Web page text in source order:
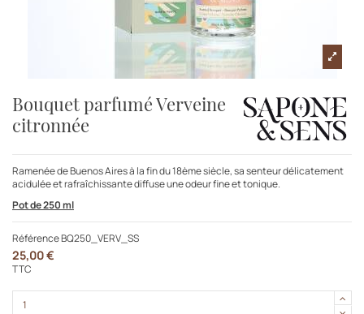
Bouquet parfumé Verveine
citronnée
Ramenée de Buenos Aires à la fin du 18ème siècle, sa senteur délicatement
acidulée et rafraîchissante diffuse une odeur fine et tonique.
Pot de 250 ml
RéférenceBQ250_VERV_SS
25,00 €
TTC